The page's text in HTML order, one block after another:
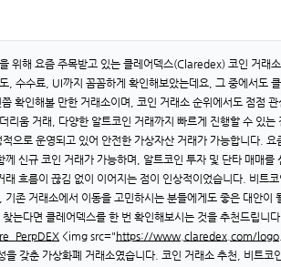
위해 요즘 주목받고 있는 클레어덱스(Claredex) 코인 거래
, 수수료, UI까지 꼼꼼하게 확인해보았는데요, 그 중에서도
확인해볼 만한 거래소이며, 코인 거래소 순위에서도 점점
리움 거래, 다양한 알트코인 거래까지 빠르게 진행할 수 있
으로 운영되고 있어 안전한 가상자산 거래가 가능합니다.
신규 코인 거래가 가능하며, 알트코인 투자 및 단타 매매
흐름이 끊김 없이 이어지는 점이 인상적이었습니다. 비트
존 거래소에서 이동을 고민하시는 분들에게도 좋은 대안
는다면 클레어덱스를 한 번 확인해보시는 것을 추천드립
<img src=" https://www.claredex.com/
갖춘 가상화폐 거래소였습니다. 코인 거래소 추천, 비트